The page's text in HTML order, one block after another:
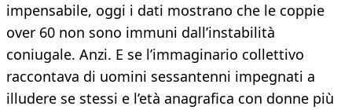
impensabile, oggi i dati mostrano che le coppie
over 60 non sono immuni dall’instabilità
coniugale. Anzi. E se l’immaginario collettivo
raccontava di uomini sessantenni impegnati a
illudere se stessi e l’età anagrafica con donne più